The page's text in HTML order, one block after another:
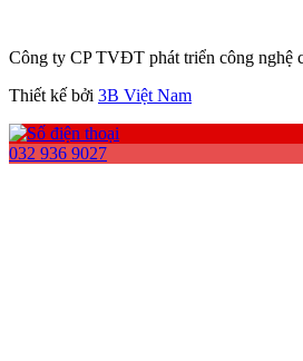
Công ty CP TVĐT phát triển công nghệ
Thiết kế bởi 3B Việt Nam
032 936 9027